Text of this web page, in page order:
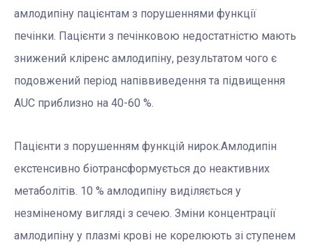
амлодипіну пацієнтам з порушеннями функції
печінки. Пацієнти з печінковою недостатністю мають
знижений кліренс амлодипіну, результатом чого є
подовжений період напіввиведення та підвищення
AUC приблизно на 40-60 %.
Пацієнти з порушенням функцій нирок.Амлодипін
екстенсивно біотрансформується до неактивних
метаболітів. 10 % амлодипіну виділяється у
незміненому вигляді з сечею. Зміни концентрації
амлодипіну у плазмі крові не корелюють зі ступенем